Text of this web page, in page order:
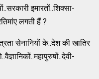
इमारतों..शिक्सा-
लगती हैं ?
सेनानियों के..देश की खातिर